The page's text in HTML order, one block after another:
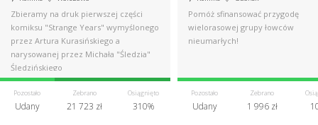
Zbieramy na druk pierwszej części
komiksu "Strange Years" wymyślonego
przez Artura Kurasińskiego a
narysowanej przez Michała "Śledzia"
Śledzińskiego
Pozostało
Udany
Zebrano
21 723 zł
Osiągnięto
310%
Pomóż sfinansować przygodę
wielorasowej grupy łowców
nieumarłych!
Pozostało
Udany
Zebrano
1 996 zł